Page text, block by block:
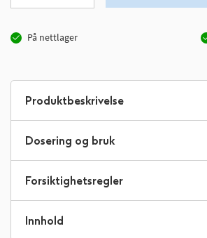
På nettlager
Produktbeskrivelse
Dosering og bruk
Forsiktighetsregler
Innhold